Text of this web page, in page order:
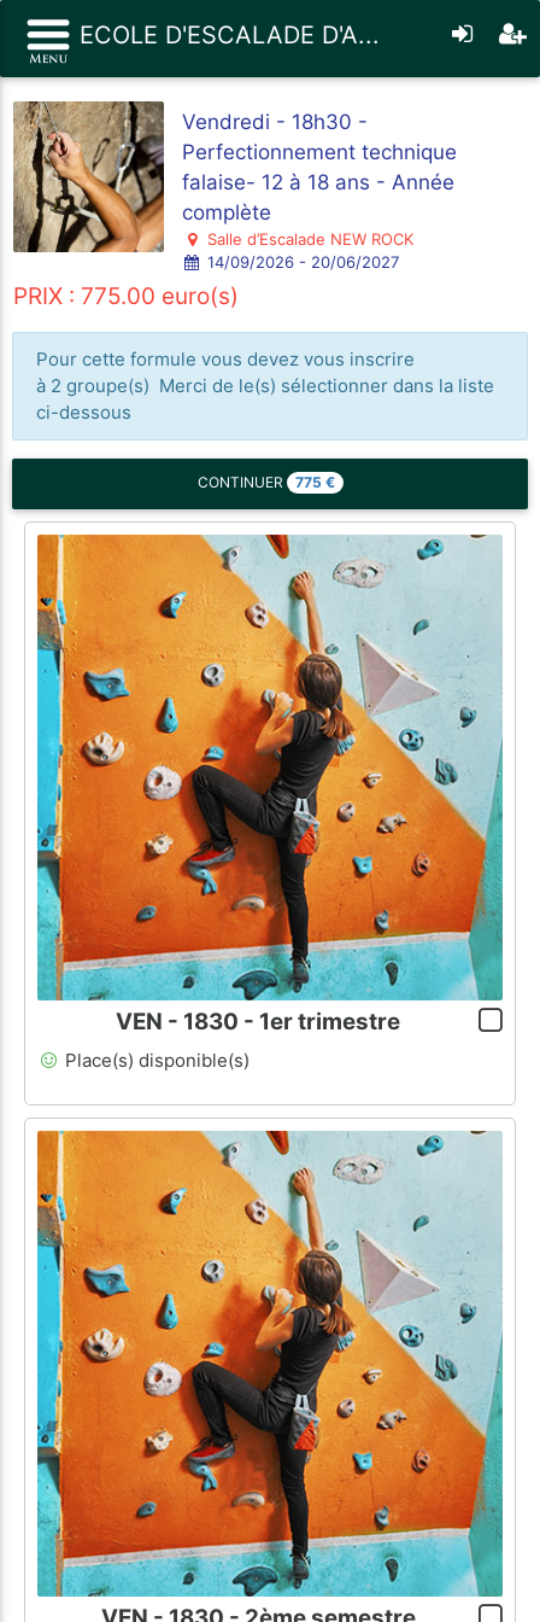
ECOLE D'ESCALADE D'A...
Vendredi - 18h30 -
Perfectionnement technique
falaise- 12 à 18 ans - Année
complète
Salle d’Escalade NEW ROCK
14/09/2026 - 20/06/2027
PRIX : 775.00 euro(s)
Pour cette formule vous devez vous inscrire
à 2 groupe(s) Merci de le(s) sélectionner dans la liste
ci-dessous
CONTINUER 775 €
VEN - 1830 - 1er trimestre
Place(s) disponible(s)